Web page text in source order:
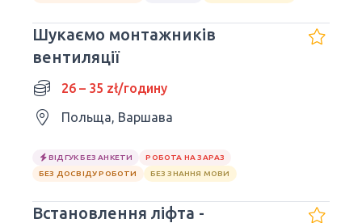
Шукаємо монтажників
вентиляції
26 – 35 zł/годину
Польща, Варшава
ВІДГУК БЕЗ АНКЕТИ
РОБОТА НА ЗАРАЗ
БЕЗ ДОСВІДУ РОБОТИ
БЕЗ ЗНАННЯ МОВИ
Встановлення ліфта -